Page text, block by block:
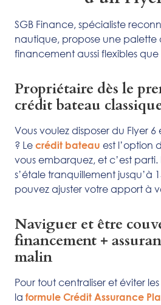
SGB Finance, spécialiste
nautique, propose une palette
financement aussi flexibles que
Propriétaire dès le
crédit bateau
Vous voulez disposer du Flyer
? Le crédit bateau est l’option
vous embarquez, et c’est
s’étale tranquillement jusqu’à
pouvez ajuster votre apport à
Naviguer et être
financement +
malin
Pour tout centraliser et éviter
la formule Crédit Assurance